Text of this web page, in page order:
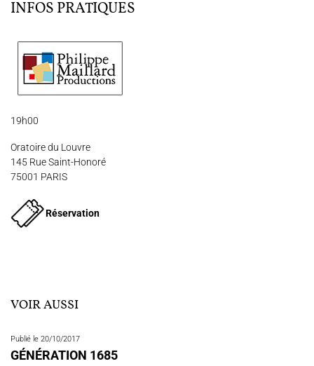
Espace Artistes
INFOS PRATIQUES
19h00
Oratoire du Louvre
145 Rue Saint-Honoré
75001 PARIS
Réservation
VOIR AUSSI
Publié le 20/10/2017
GÉNÉRATION 1685